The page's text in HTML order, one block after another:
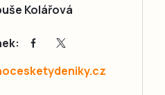
Kolářová